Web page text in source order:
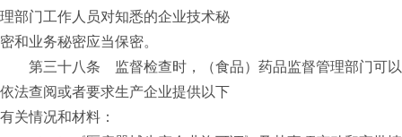
理部门工作人员对知悉的企业技术秘
密和业务秘密应当保密。
第三十八条 监督检查时，（食品）药品监督管理部门可以
依法查阅或者要求生产企业提供以下
有关情况和材料：